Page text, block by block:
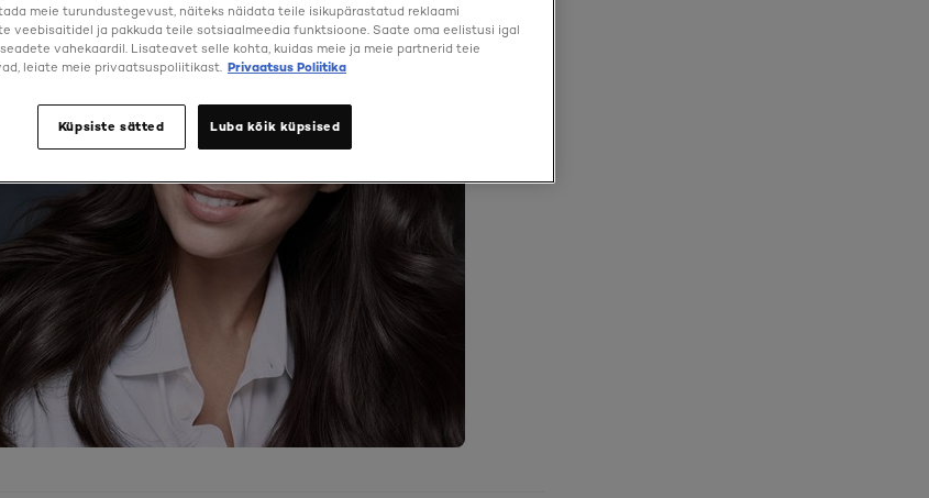
meie turundustegevust, näiteks näidata teile isikupärastatud reklaami
veebisaitidel ja pakkuda teile sotsiaalmeedia funktsioone. Saate oma eelistusi igal
vahekaardil. Lisateavet selle kohta, kuidas meie ja meie partnerid teie
leiate meie privaatsuspoliitikast. Privaatsus Poliitika
Küpsiste sätted Luba kõik küpsised